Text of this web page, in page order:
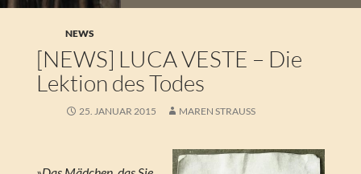
NEWS
[NEWS] LUCA VESTE – Die
Lektion des Todes
25. JANUAR 2015 MAREN STRAUSS